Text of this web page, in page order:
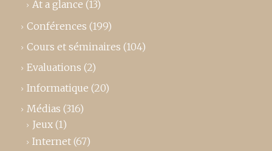
At a glance (13)
Conférences (199)
Cours et séminaires (104)
Evaluations (2)
Informatique (20)
Médias (316)
Jeux (1)
Internet (67)